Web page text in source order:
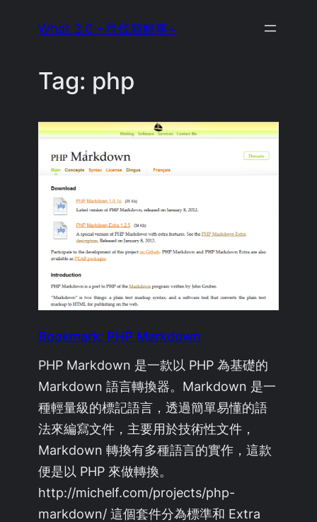
What 3.0 ~尋找新鮮事~
Tag: php
Bookmark: PHP Markdown
PHP Markdown 是一款以 PHP 為基礎的
Markdown 語言轉換器。Markdown 是一
種輕量級的標記語言，透過簡單易懂的語
法來編寫文件，主要用於技術性文件，
Markdown 轉換有多種語言的實作，這款
便是以 PHP 來做轉換。
http://michelf.com/projects/php-
markdown/ 這個套件分為標準和 Extra